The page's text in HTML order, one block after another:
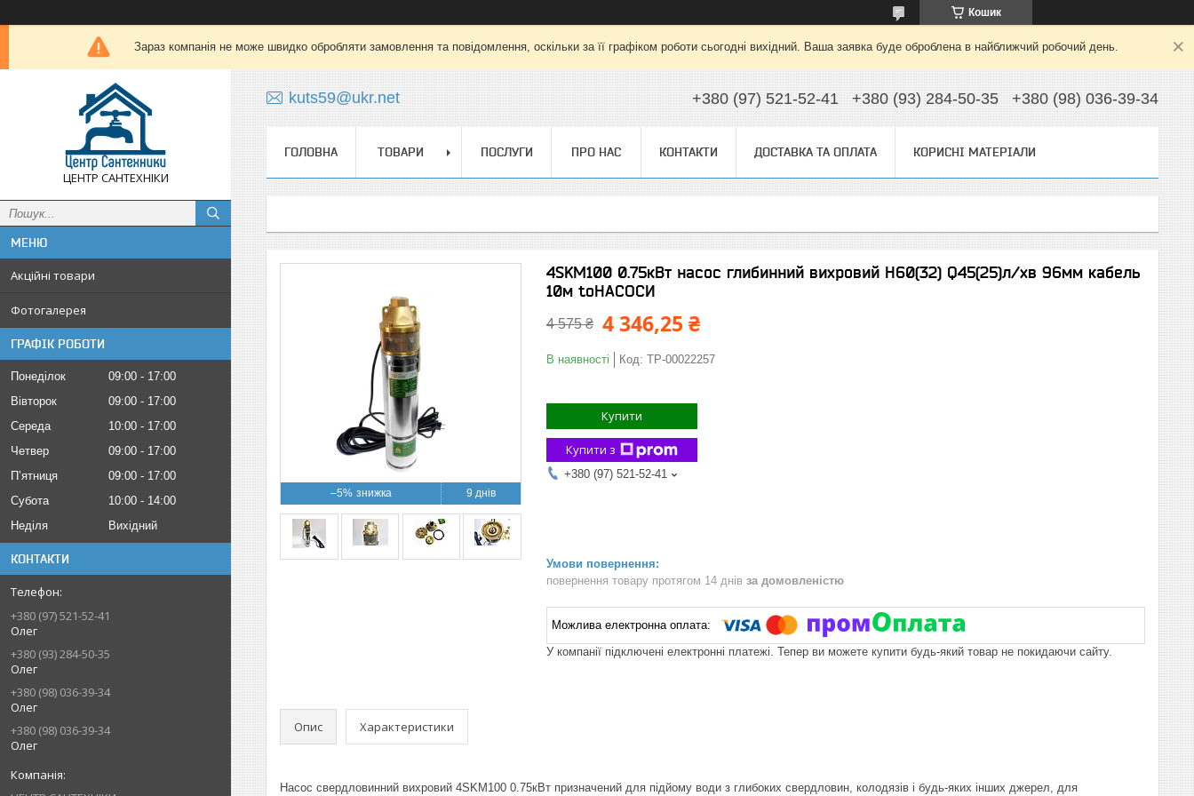
Кошик
Зараз компанія не може швидко обробляти замовлення та повідомлення, оскільки за її графіком роботи сьогодні вихідний. Ваша заявка буде оброблена в найближчий робочий день.
ЦЕНТР САНТЕХНІКИ
Акційні товари
Фотогалерея
ГРАФІК РОБОТИ
Понеділок 09:00
17:00
Вівторок
09:00
17:00
Середа
10:00
17:00
Четвер
09:00
17:00
Пʼятниця
09:00
17:00
Субота
10:00
14:00
Неділя
Вихідний
КОНТАКТИ
+380 (97) 521-52-41
Олег
+380 (93) 284-50-35
Олег
+380 (98) 036-39-34
Олег
+380 (98) 036-39-34
Олег
kuts59@ukr.net +380 (97) 521-52-41 +380 (93) 284-50-35 +380 (98) 036-39-34
ГОЛОВНА ТОВАРИ ПОСЛУГИ ПРО НАС КОНТАКТИ ДОСТАВКА ТА ОПЛАТА КОРИСНІ МАТЕРІАЛИ
–5% 9 днів
4SKM100 0.75кВт насос глибинний вихровий H60(32) Q45(25)л/хв 96мм кабель
10м toНАСОСИ
4 575 ₴ 4 346,25 ₴
В наявності Код: ТР-00022257
Купити
Купити з
+380 (97) 521-52-41
повернення товару протягом 14 днів за домовленістю
У компанії підключені електронні платежі. Тепер ви можете купити будь-який товар не покидаючи сайту.
Опис Характеристики
Насос свердловинний вихровий 4SKM100 0.75кВт призначений для підйому води з глибоких свердловин, колодязів і будь-яких інших джерел, для